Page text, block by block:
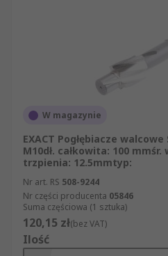
W magazynie
EXACT Pogłębiacze
M10dł. całkowita: 100
trzpienia: 12.5mmtyp:
Nr art. RS 508-9244
Nr części producenta 05846
Suma częściowa (1 sztuka)
120,15 zł(bez VAT)
Ilość